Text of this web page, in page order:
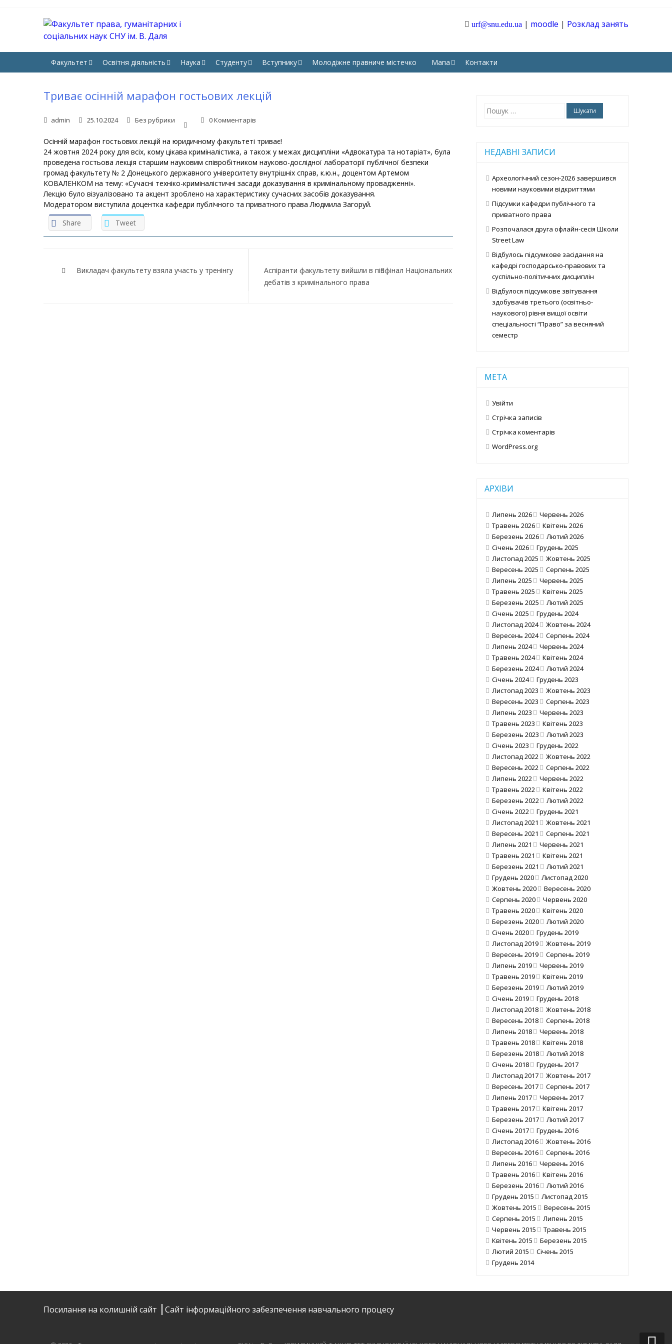
ФАКУЛЬТЕТ ПРАВА, ГУМАНІТАРНИХ І СОЦІАЛЬНИХ
НАУК СНУ ІМ. В. ДАЛЯ
urf@snu.edu.ua | moodle | Розклад занять
Факультет Освітня діяльність Наука Студенту Вступнику Молодіжне правниче містечко Мапа Контакти
Триває осінній марафон гостьових лекцій
admin 25.10.2024 Без рубрики 0 Комментарів
Осінній марафон гостьових лекцій на юридичному факультеті триває!
24 жовтня 2024 року для всіх, кому цікава криміналістика, а також у межах дисципліни «Адвокатура та нотаріат», була
проведена гостьова лекція старшим науковим співробітником науково-дослідної лабораторії публічної безпеки
громад факультету № 2 Донецького державного університету внутрішніх справ, к.ю.н., доцентом Артемом
КОВАЛЕНКОМ на тему: «Сучасні техніко-криміналістичні засади доказування в кримінальному провадженні».
Лекцію було візуалізовано та акцент зроблено на характеристику сучасних засобів доказування.
Модератором виступила доцентка кафедри публічного та приватного права Людмила Загоруй.
Share
Tweet
записівВикладач факультету взяла участь у тренінгу
Аспіранти факультету вийшли в півфінал Національних
дебатів з кримінального права
Пошук:
НЕДАВНІ ЗАПИСИ
Археологічний сезон-2026 завершився
новими науковими відкриттями
Підсумки кафедри публічного та
приватного права
Розпочалася друга офлайн-сесія Школи
Street Law
Відбулось підсумкове засідання на
кафедрі господарсько-правових та
суспільно-політичних дисциплін
Відбулося підсумкове звітування
здобувачів третього (освітньо-
наукового) рівня вищої освіти
спеціальності “Право” за весняний
семестр
МЕТА
Увійти
Стрічка записів
Стрічка коментарів
WordPress.org
АРХІВИ
Липень 2026
Червень 2026
Травень 2026
Квітень 2026
Березень 2026
Лютий 2026
Січень 2026
Грудень 2025
Листопад 2025
Жовтень 2025
Вересень 2025
Серпень 2025
Липень 2025
Червень 2025
Травень 2025
Квітень 2025
Березень 2025
Лютий 2025
Січень 2025
Грудень 2024
Листопад 2024
Жовтень 2024
Вересень 2024
Серпень 2024
Липень 2024
Червень 2024
Травень 2024
Квітень 2024
Березень 2024
Лютий 2024
Січень 2024
Грудень 2023
Листопад 2023
Жовтень 2023
Вересень 2023
Серпень 2023
Липень 2023
Червень 2023
Травень 2023
Квітень 2023
Березень 2023
Лютий 2023
Січень 2023
Грудень 2022
Листопад 2022
Жовтень 2022
Вересень 2022
Серпень 2022
Липень 2022
Червень 2022
Травень 2022
Квітень 2022
Березень 2022
Лютий 2022
Січень 2022
Грудень 2021
Листопад 2021
Жовтень 2021
Вересень 2021
Серпень 2021
Липень 2021
Червень 2021
Травень 2021
Квітень 2021
Березень 2021
Лютий 2021
Грудень 2020
Листопад 2020
Жовтень 2020
Вересень 2020
Серпень 2020
Червень 2020
Травень 2020
Квітень 2020
Березень 2020
Лютий 2020
Січень 2020
Грудень 2019
Листопад 2019
Жовтень 2019
Вересень 2019
Серпень 2019
Липень 2019
Червень 2019
Травень 2019
Квітень 2019
Березень 2019
Лютий 2019
Січень 2019
Грудень 2018
Листопад 2018
Жовтень 2018
Вересень 2018
Серпень 2018
Липень 2018
Червень 2018
Травень 2018
Квітень 2018
Березень 2018
Лютий 2018
Січень 2018
Грудень 2017
Листопад 2017
Жовтень 2017
Вересень 2017
Серпень 2017
Липень 2017
Червень 2017
Травень 2017
Квітень 2017
Березень 2017
Лютий 2017
Січень 2017
Грудень 2016
Листопад 2016
Жовтень 2016
Вересень 2016
Серпень 2016
Липень 2016
Червень 2016
Травень 2016
Квітень 2016
Березень 2016
Лютий 2016
Грудень 2015
Листопад 2015
Жовтень 2015
Вересень 2015
Серпень 2015
Липень 2015
Червень 2015
Травень 2015
Квітень 2015
Березень 2015
Лютий 2015
Січень 2015
Грудень 2014
Посилання на колишній сайт Сайт інформаційного забезпечення навчального процесу